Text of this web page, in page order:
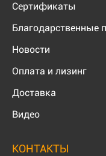
Сертификаты
Благодарственные
Новости
Оплата и лизинг
Доставка
Видео
КОНТАКТЫ